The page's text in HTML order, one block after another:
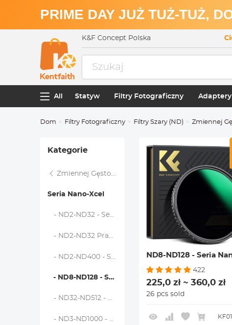
PRIME DAY JUŻ TUŻ-TUŻ,
K&F Concept Polska
All Statyw Filtry Fotograficzny
Dom Filtry Fotograficzny Filtry Szary (ND) Zmiennej
Kategorie
Zmiennej Gęstości Neutralnej
Seria Nano-Xcel
- ND2-ND32 - Seria Nano-X
- ND2-ND32 Prawdziwy Kolor - Seria Nano-X
- ND2-ND400 - Seria Nano-X
- ND8-ND128 - Seria Nano-X
- ND32-ND512 - Seria Nano-X
- ND3-ND1000 - Seria Nano-X
ND8-ND128 - Seria
422
225,0 zł ~ 360,0 zł
26 pcs sold